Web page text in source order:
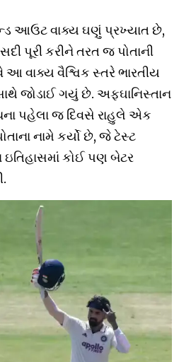
આઉટ વાક્ય ઘણું પ્રખ્યાત છે,
પૂરી કરીને તરત જ પોતાની
આ વાક્ય વૈશ્વિક સ્તરે ભારતીય
જોડાઈ ગયું છે. અફઘાનિસ્તાન
પહેલા જ દિવસે રાહુલે એક
નામે કર્યો છે, જે ટેસ્ટ
ઇતિહાસમાં કોઈ પણ બેટર